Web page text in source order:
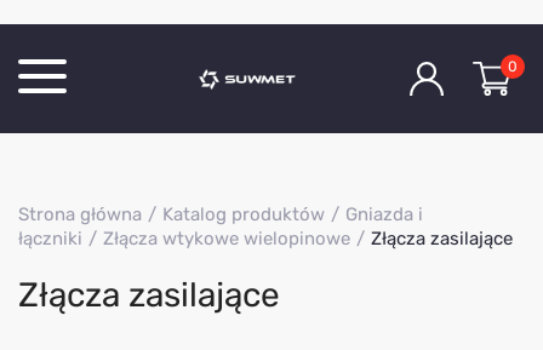
O Firmie
Kontakt
0
Strona główna Katalog produktów
Gniazda i
łączniki
Złącza wtykowe wielopinowe Złącza zasilające
Złącza zasilające